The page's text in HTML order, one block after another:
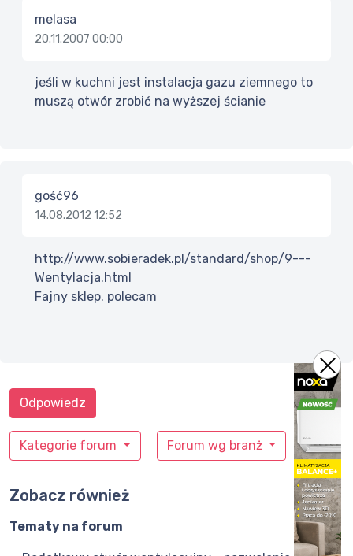
melasa
20.11.2007 00:00
jeśli w kuchni jest instalacja gazu ziemnego to
muszą otwór zrobić na wyższej ścianie
gość96
14.08.2012 12:52
http://www.sobieradek.pl/standard/shop/9---
Wentylacja.html
Fajny sklep. polecam
Kategorie forum Forum wg branż
Odpowiedz
Zobacz również
Tematy na forum